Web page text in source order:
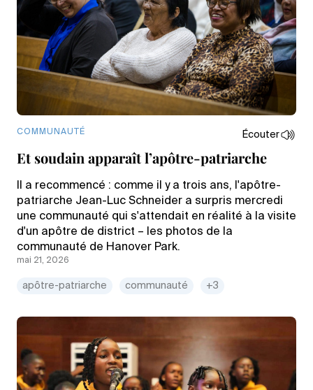
COMMUNAUTÉ Écouter
Et soudain apparaît l’apôtre-patriarche
Il a recommencé : comme il y a trois ans, l'apôtre-
patriarche Jean-Luc Schneider a surpris mercredi
une communauté qui s'attendait en réalité à la visite
d'un apôtre de district – les photos de la
communauté de Hanover Park.
mai 21, 2026
apôtre-patriarche communauté +3